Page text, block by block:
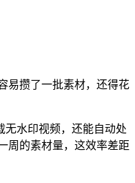
易攒了一批素材，还得花
无水印视频，还能自动处
周的素材量，这效率差距